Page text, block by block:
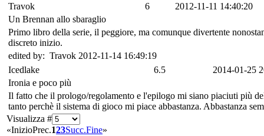
Travok
6
2012-11-11 14:40:20
Un Brennan allo sbaraglio
Primo libro della serie, il peggiore, ma comunque divertente
discreto inizio.
edited by: Travok 2012-11-14 16:49:19
Icedlake
6.5
2014-01-25
Ironia e poco più
Il fatto che il prologo/regolamento e l'epilogo mi siano piaciuti più
tanto perchè il sistema di gioco mi piace abbastanza. Abbastanza
Visualizza #
«InizioPrec.123Succ.Fine»